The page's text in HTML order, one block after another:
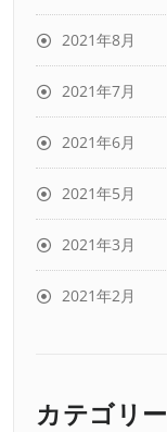
2021年8月
2021年7月
2021年6月
2021年5月
2021年3月
2021年2月
カテゴリー